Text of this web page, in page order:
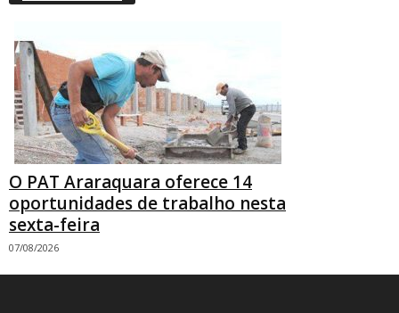
O PAT Araraquara oferece 14
oportunidades de trabalho nesta
sexta-feira
07/08/2026